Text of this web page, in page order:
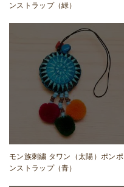
ンストラップ（緑）
モン族刺繍 タワン（太陽）ポンポ
ンストラップ（青）